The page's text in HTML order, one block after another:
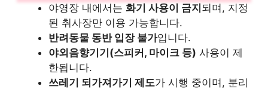
야영장 내에서는 화기 사용이 금지되며, 지정
된 취사장만 이용 가능합니다.
반려동물 동반 입장 불가입니다.
야외음향기기(스피커, 마이크 등) 사용이 제
한됩니다.
쓰레기 되가져가기 제도가 시행 중이며, 분리